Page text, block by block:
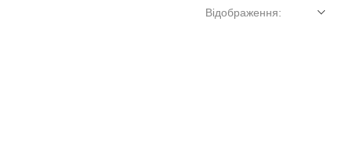
Відображення: